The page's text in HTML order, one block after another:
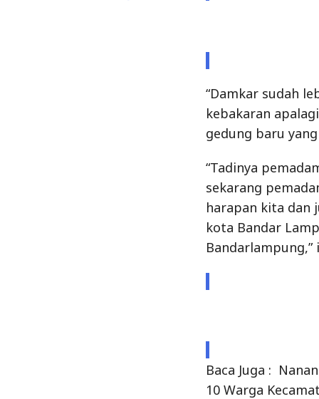
“Damkar sudah
kebakaran
gedung baru
“Tadinya
sekarang
harapan kita dan
kota Bandar
Bandarlampung,”
Baca Juga :
10 Warga